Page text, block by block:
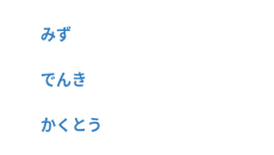
みず
でんき
かくとう